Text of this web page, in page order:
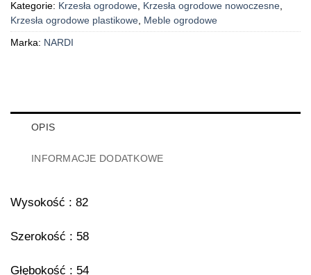
Kategorie: Krzesła ogrodowe, Krzesła ogrodowe nowoczesne,
Krzesła ogrodowe plastikowe, Meble ogrodowe
Marka: NARDI
OPIS
INFORMACJE DODATKOWE
Wysokość : 82
Szerokość : 58
Głębokość : 54